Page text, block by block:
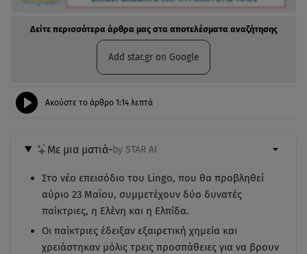
Δείτε περισσότερα άρθρα μας στα αποτελέσματα αναζήτησης
Add star.gr on Google
Ακούστε το άρθρο 1:14 λεπτά
Με μια ματιά-by STAR AI
Στο νέο επεισόδιο του Lingo, που θα προβληθεί
αύριο 23 Μαΐου, συμμετέχουν δύο δυνατές
παίκτριες, η Ελένη και η Ελπίδα.
Οι παίκτριες έδειξαν εξαιρετική χημεία και
χρειάστηκαν μόλις τρεις προσπάθειες για να βρουν